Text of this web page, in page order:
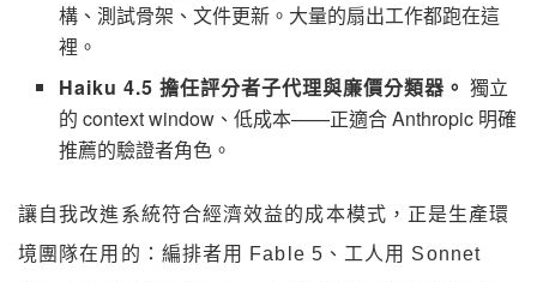
構、測試骨架、文件更新。大量的扇出工作都跑在這
裡。
Haiku 4.5 擔任評分者子代理與廉價分類器。 獨立
的 context window、低成本——正適合 Anthropic 明確
推薦的驗證者角色。
讓自我改進系統符合經濟效益的成本模式，正是生產環
境團隊在用的：編排者用 Fable 5、工人用 Sonnet